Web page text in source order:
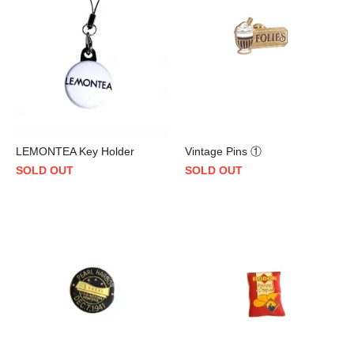
LEMONTEA Key Holder
SOLD OUT
Vintage Pins ①
SOLD OUT